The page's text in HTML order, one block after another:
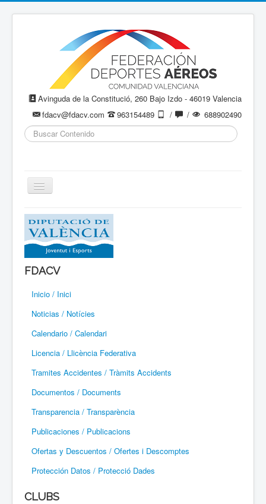
Avinguda de la Constitució, 260 Bajo Izdo - 46019 Valencia
fdacv@fdacv.com
963154489 / /
688902490
Buscar...
Cambiar
navegación
Aeromodelismo / Aeromodelisme
Ala Delta
Paracaidismo / Paracaigudisme
Parapente / Parapent
Ultraligeros / Ultralleugers
Vuelo Con Motor / Vol Amb Motor
FDACV
Inicio / Inici
Noticias / Notícies
Calendario / Calendari
Licencia / Llicència Federativa
Tramites Accidentes / Tràmits Accidents
Documentos / Documents
Transparencia / Transparència
Publicaciones / Publicacions
Ofertas y Descuentos / Ofertes i Descomptes
Protección Datos / Protecció Dades
CLUBS